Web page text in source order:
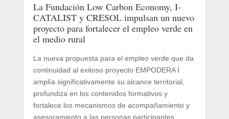
La Fundación Low Carbon Economy, I-
CATALIST y CRESOL impulsan un nuevo
proyecto para fortalecer el empleo verde en
el medio rural
La nueva propuesta para el empleo verde que da
continuidad al exitoso proyecto EMPODERA I
amplía significativamente su alcance territorial,
profundiza en los contenidos formativos y
fortalece los mecanismos de acompañamiento y
asesoramiento a las personas participantes,